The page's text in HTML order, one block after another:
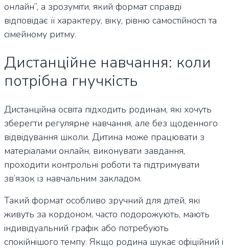
онлайн”, а зрозуміти, який формат справді
відповідає її характеру, віку, рівню самостійності та
сімейному ритму.
Дистанційне навчання: коли
потрібна гнучкість
Дистанційна освіта підходить родинам, які хочуть
зберегти регулярне навчання, але без щоденного
відвідування школи. Дитина може працювати з
матеріалами онлайн, виконувати завдання,
проходити контрольні роботи та підтримувати
зв’язок із навчальним закладом.
Такий формат особливо зручний для дітей, які
живуть за кордоном, часто подорожують, мають
індивідуальний графік або потребують
спокійнішого темпу. Якщо родина шукає офіційний і